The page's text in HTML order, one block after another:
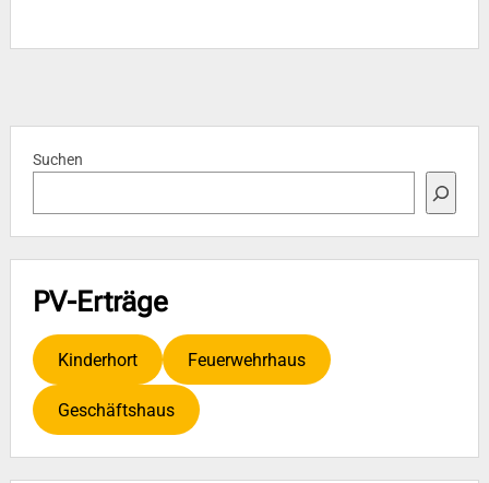
Suchen
PV-Erträge
Kinderhort Feuerwehrhaus
Geschäftshaus